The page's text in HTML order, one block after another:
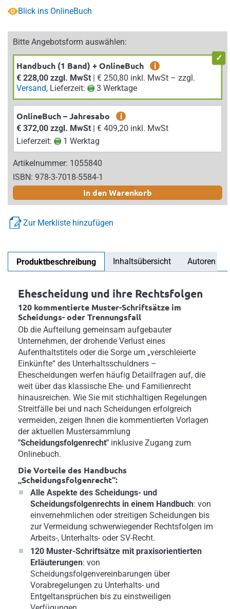
Blick ins OnlineBuch
Bitte Angebotsform auswählen:
Handbuch (1 Band) + OnlineBuch
i
€ 228,00 zzgl. MwSt
| € 250,80 inkl. MwSt – zzgl.
Versand, Lieferzeit: 3 Werktage
OnlineBuch – Jahresabo
i
€ 372,00 zzgl. MwSt
| € 409,20 inkl. MwSt
Lieferzeit:
1 Werktag
Artikelnummer: 1055840
ISBN: 978-3-7018-5584-1
In den Warenkorb
Zur Merkliste hinzufügen
Produktbeschreibung Inhaltsübersicht Autoren
Ehescheidung und ihre Rechtsfolgen
120 kommentierte Muster-Schriftsätze im
Scheidungs- oder Trennungsfall
Ob die Aufteilung gemeinsam aufgebauter
Unternehmen, der drohende Verlust eines
Aufenthaltstitels oder die Sorge um „verschleierte
Einkünfte“ des Unterhaltsschuldners –
Ehescheidungen werfen häufig Detailfragen auf, die
weit über das klassische Ehe- und Familienrecht
hinausreichen. Wie Sie mit stichhaltigen Regelungen
Streitfälle bei und nach Scheidungen erfolgreich
vermeiden, zeigen Ihnen die kommentierten Vorlagen
der aktuellen Mustersammlung
"Scheidungsfolgenrecht" inklusive Zugang zum
Onlinebuch.
Die Vorteile des Handbuchs
„Scheidungsfolgenrecht“:
Alle Aspekte des Scheidungs- und
Scheidungsfolgenrechts in einem Handbuch: von
einvernehmlichen oder streitigen Scheidungen bis
zur Vermeidung schwerwiegender Rechtsfolgen im
Arbeits-, Unterhalts- oder SV-Recht.
120 Muster-Schriftsätze mit praxisorientierten
Erläuterungen: von
Scheidungsfolgenvereinbarungen über
Vorabregelungen zu Unterhalts- und
Entgeltansprüchen bis zu einstweiligen